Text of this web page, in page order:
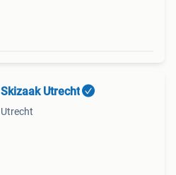
Skizaak Utrecht
Utrecht